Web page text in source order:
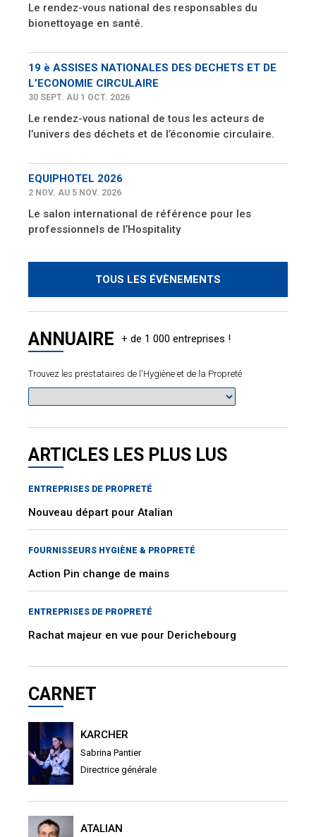
Le rendez-vous national des responsables du
bionettoyage en santé.
19 è ASSISES NATIONALES DES DECHETS ET DE
L’ECONOMIE CIRCULAIRE
30 SEPT. AU 1 OCT. 2026
Le rendez-vous national de tous les acteurs de
l’univers des déchets et de l’économie circulaire.
EQUIPHOTEL 2026
2 NOV. AU 5 NOV. 2026
Le salon international de référence pour les
professionnels de l’Hospitality
TOUS LES ÉVÈNEMENTS
ANNUAIRE
Trouvez les prestataires de l'Hygiène et de la Propreté
ARTICLES LES PLUS LUS
ENTREPRISES DE PROPRETÉ
Nouveau départ pour Atalian
FOURNISSEURS HYGIÈNE & PROPRETÉ
Action Pin change de mains
ENTREPRISES DE PROPRETÉ
Rachat majeur en vue pour Derichebourg
CARNET
KARCHER
Sabrina Pantier
Directrice générale
ATALIAN